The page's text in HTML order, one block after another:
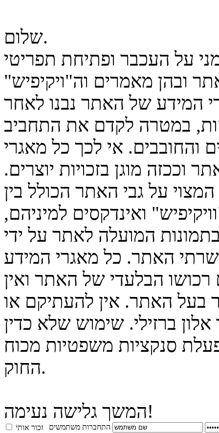
שלום.
על העכבר ופתיחת תפריטי
ובהן מאמרים וה"ויקיפיש"
המידע של האתר נבנו לאחר
במטרה לקדם את התחביב
והחובבים. אי לכך כל מאגרי
וככזה מוגן בזכויות יוצרים.
על גבי האתר הכולל בין
ואינדקסים למיניהם,
המועלה לאתר על ידי
שרתי האתר. כל מאגרי המידע
הבלעדי של האתר ואין
בעל האתר. אין להעתיקם או
ברזילי. שימוש שלא כדין
סנקציות משפטיות מכוח
החוק.
המשך גלישה נעימה!
התחברות משתמשים זכור אותי